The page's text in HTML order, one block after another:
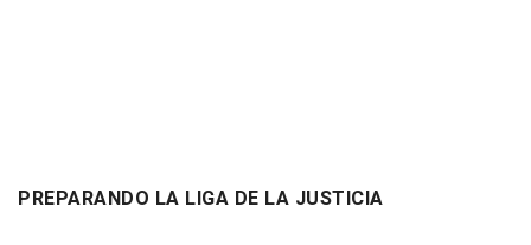
PREPARANDO LA LIGA DE LA JUSTICIA